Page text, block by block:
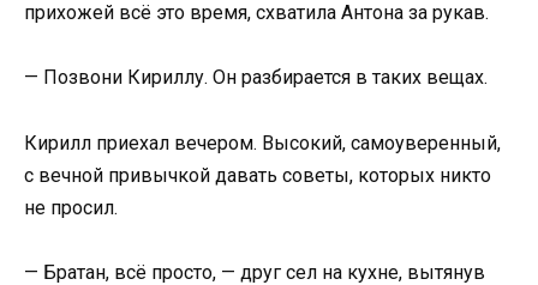
прихожей всё это время, схватила Антона за рукав.
— Позвони Кириллу. Он разбирается в таких вещах.
Кирилл приехал вечером. Высокий, самоуверенный,
с вечной привычкой давать советы, которых никто
не просил.
— Братан, всё просто, — друг сел на кухне, вытянув